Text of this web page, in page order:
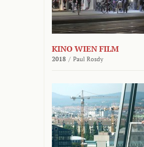
KINO WIEN FILM
2018 / Paul Rosdy